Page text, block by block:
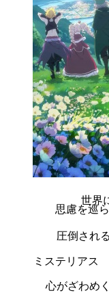
心がざわめく
ミステリアス
圧倒される
思慮を巡
世界